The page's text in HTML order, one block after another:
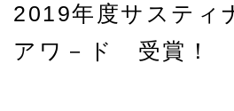
2019年度サスティ
アワ－ド 受賞！